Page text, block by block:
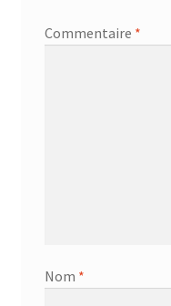
Commentaire *
Nom *